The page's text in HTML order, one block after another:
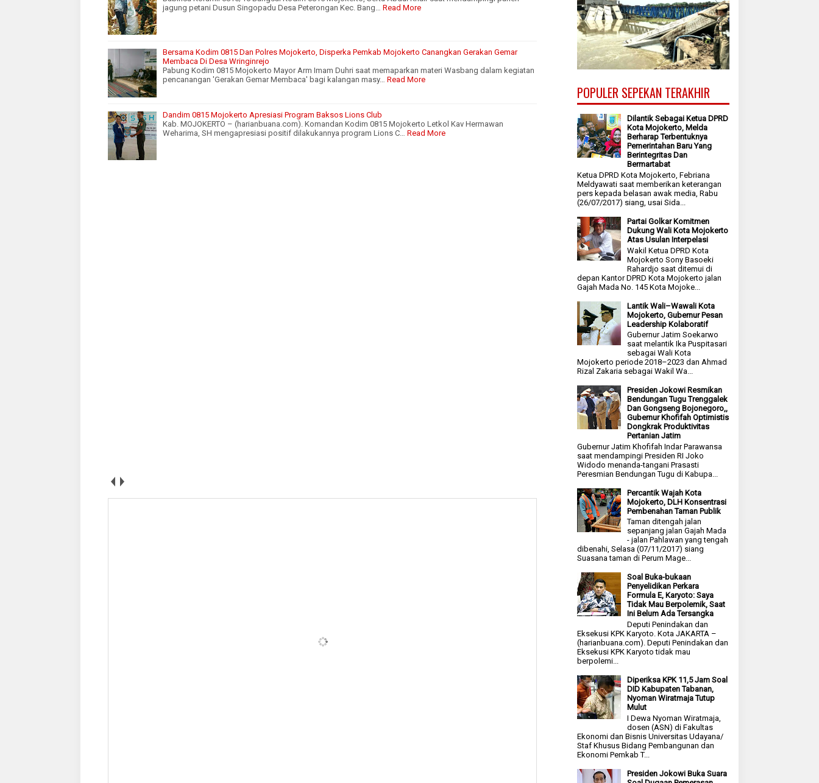
jagung petani Dusun Singopadu Desa Peterongan Kec. Bang… Read More
Bersama Kodim 0815 Dan Polres Mojokerto, Disperka Pemkab Mojokerto Canangkan Gerakan Gemar
Membaca Di Desa Wringinrejo
Pabung Kodim 0815 Mojokerto Mayor Arm Imam Duhri saat memaparkan materi Wasbang dalam kegiatan
pencanangan 'Gerakan Gemar Membaca' bagi kalangan masy… Read More
Dandim 0815 Mojokerto Apresiasi Program Baksos Lions Club
Kab. MOJOKERTO – (harianbuana.com). Komandan Kodim 0815 Mojokerto Letkol Kav Hermawan
Weharima, SH mengapresiasi positif dilakukannya program Lions C… Read More
POPULER SEPEKAN TERAKHIR
Dilantik Sebagai Ketua DPRD
Kota Mojokerto, Melda
Berharap Terbentuknya
Pemerintahan Baru Yang
Berintegritas Dan
Bermartabat
Ketua DPRD Kota Mojokerto, Febriana
Meldyawati saat memberikan keterangan
pers kepada belasan awak media, Rabu
(26/07/2017) siang, usai Sida...
Partai Golkar Komitmen
Dukung Wali Kota Mojokerto
Atas Usulan Interpelasi
Wakil Ketua DPRD Kota
Mojokerto Sony Basoeki
Rahardjo saat ditemui di
depan Kantor DPRD Kota Mojokerto jalan
Gajah Mada No. 145 Kota Mojoke...
Lantik Wali–Wawali Kota
Mojokerto, Gubernur Pesan
Leadership Kolaboratif
Gubernur Jatim Soekarwo
saat melantik Ika Puspitasari
sebagai Wali Kota
Mojokerto periode 2018–2023 dan Ahmad
Rizal Zakaria sebagai Wakil Wa...
Presiden Jokowi Resmikan
Bendungan Tugu Trenggalek
Dan Gongseng Bojonegoro,,
Gubernur Khofifah Optimistis
Dongkrak Produktivitas
Pertanian Jatim
Gubernur Jatim Khofifah Indar Parawansa
saat mendampingi Presiden RI Joko
Widodo menanda-tangani Prasasti
Peresmian Bendungan Tugu di Kabupa...
Percantik Wajah Kota
Mojokerto, DLH Konsentrasi
Pembenahan Taman Publik
Taman ditengah jalan
sepanjang jalan Gajah Mada
- jalan Pahlawan yang tengah
dibenahi, Selasa (07/11/2017) siang
Suasana taman di Perum Mage...
Soal Buka-bukaan
Penyelidikan Perkara
Formula E, Karyoto: Saya
Tidak Mau Berpolemik, Saat
Ini Belum Ada Tersangka
Deputi Penindakan dan
Eksekusi KPK Karyoto. Kota JAKARTA –
(harianbuana.com). Deputi Penindakan dan
Eksekusi KPK Karyoto tidak mau
berpolemi...
Diperiksa KPK 11,5 Jam Soal
DID Kabupaten Tabanan,
Nyoman Wiratmaja Tutup
Mulut
I Dewa Nyoman Wiratmaja,
dosen (ASN) di Fakultas
Ekonomi dan Bisnis Universitas Udayana/
Staf Khusus Bidang Pembangunan dan
Ekonomi Pemkab T...
Presiden Jokowi Buka Suara